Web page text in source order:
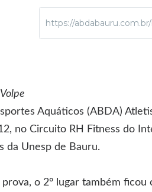
https://
Aquáticos (ABDA)
no Circuito RH Fitness do
da Unesp de Bauru.
o 2º lugar também ficou